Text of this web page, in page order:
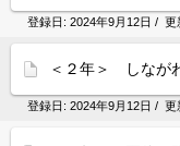
登録日: 2024年9月12日 / 更
＜２年＞ しなが
登録日: 2024年9月12日 / 更